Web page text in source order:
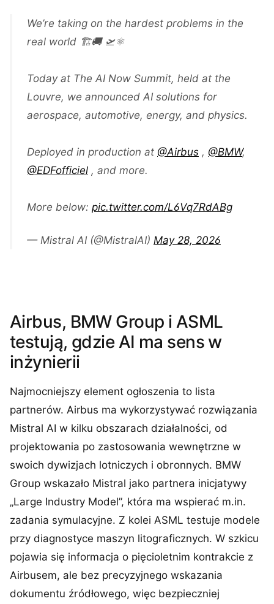
We’re taking on the hardest problems in the
real world 🏗️🚚 🛫⚛️
Today at The AI Now Summit, held at the
Louvre, we announced AI solutions for
aerospace, automotive, energy, and physics.
Deployed in production at @Airbus , @BMW,
@EDFofficiel , and more.
More below: pic.twitter.com/L6Vq7RdABg
— Mistral AI (@MistralAI) May 28, 2026
Airbus, BMW Group i ASML
testują, gdzie AI ma sens w
inżynierii
Najmocniejszy element ogłoszenia to lista
partnerów. Airbus ma wykorzystywać rozwiązania
Mistral AI w kilku obszarach działalności, od
projektowania po zastosowania wewnętrzne w
swoich dywizjach lotniczych i obronnych. BMW
Group wskazało Mistral jako partnera inicjatywy
„Large Industry Model”, która ma wspierać m.in.
zadania symulacyjne. Z kolei ASML testuje modele
przy diagnostyce maszyn litograficznych. W szkicu
pojawia się informacja o pięcioletnim kontrakcie z
Airbusem, ale bez precyzyjnego wskazania
dokumentu źródłowego, więc bezpieczniej